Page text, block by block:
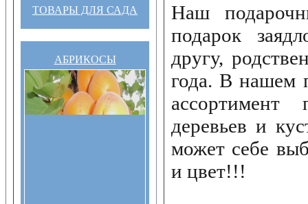
ТОВАРЫ ДЛЯ САДА
АБРИКОСЫ
Наш
подарок
другу,
года. В нашем
ассортимент
деревьев и
может себе
и цвет!!!